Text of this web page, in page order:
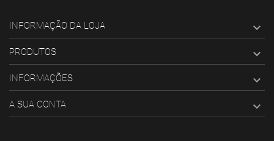
INFORMAÇÃO DA LOJA 
PRODUTOS 
INFORMAÇÕES 
A SUA CONTA 